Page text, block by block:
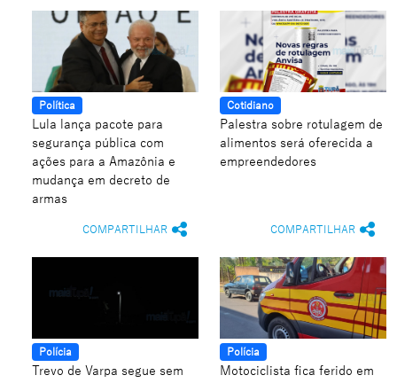
Política
Lula lança pacote para
segurança pública com
ações para a Amazônia e
mudança em decreto de
armas
COMPARTILHAR
Cotidiano
Palestra sobre rotulagem de
alimentos será oferecida a
empreendedores
COMPARTILHAR
Polícia
Trevo de Varpa segue sem
Polícia
Motociclista fica ferido em